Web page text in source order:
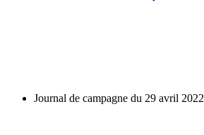
Journal de campagne du 29 avril 2022